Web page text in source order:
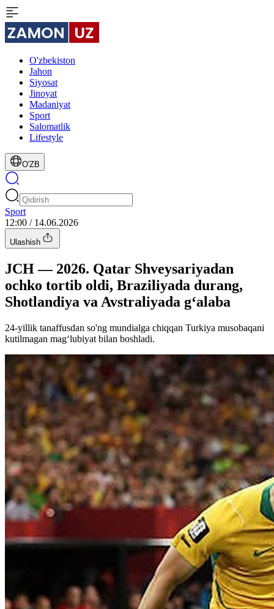
O'zbekiston
Jahon
Siyosat
Jinoyat
Madaniyat
Sport
Salomatlik
Lifestyle
O'ZB
Sport
12:00 / 14.06.2026
Ulashish
JCH — 2026. Qatar Shveysariyadan
ochko tortib oldi, Braziliyada durang,
Shotlandiya va Avstraliyada g‘alaba
24-yillik tanaffusdan so'ng mundialga chiqqan Turkiya musobaqani
kutilmagan mag‘lubiyat bilan boshladi.